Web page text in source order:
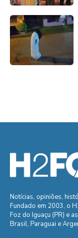
Notícias, opiniões,
Fundado em 2003, o
Foz do Iguaçu (PR) e
Brasil, Paraguai e